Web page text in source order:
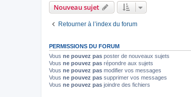
Nouveau sujet
Retourner à l’index du forum
PERMISSIONS DU FORUM
Vous ne pouvez pas poster de nouveaux sujets
Vous ne pouvez pas répondre aux sujets
Vous ne pouvez pas modifier vos messages
Vous ne pouvez pas supprimer vos messages
Vous ne pouvez pas joindre des fichiers